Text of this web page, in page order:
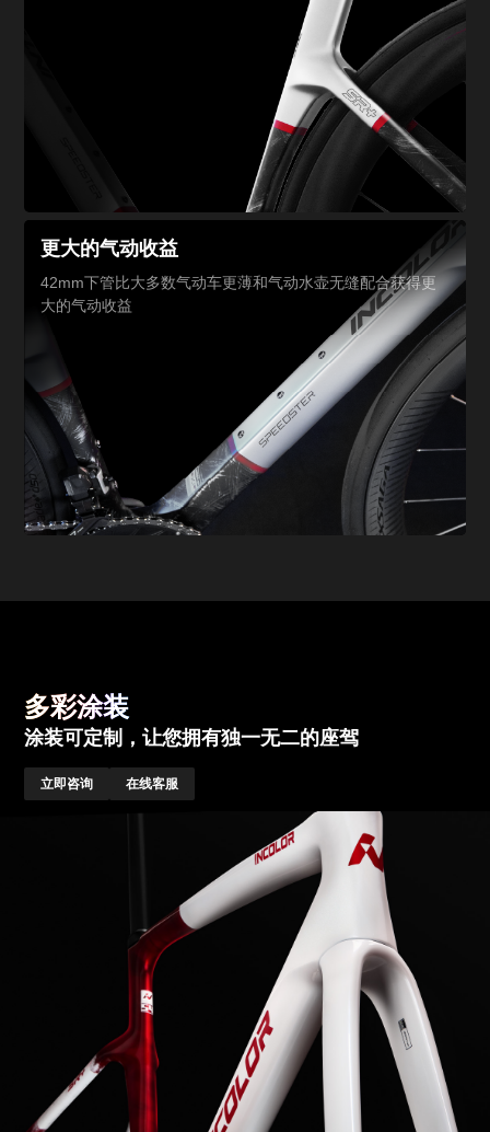
更大的气动收益
42mm下管比大多数气动车更薄和气动水壶无缝配合获得更
大的气动收益
多彩涂装
涂装可定制，让您拥有独一无二的座驾
立即咨询 在线客服